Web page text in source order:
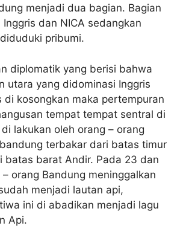
menjadi dua bagian. Bagian
dan NICA sedangkan
pribumi.
diplomatik yang berisi bahwa
utara yang didominasi Inggris
di kosongkan maka pertempuran
tempat tempat sentral di
lakukan oleh orang – orang
terbakar dari batas timur
batas barat Andir. Pada 23 dan
orang Bandung meninggalkan
menjadi lautan api,
ini di abadikan menjadi lagu
Api.